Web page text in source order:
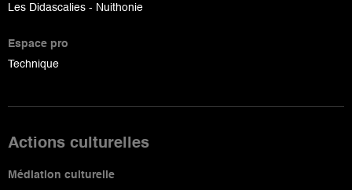
Les Didascalies - Nuithonie
Espace pro
Technique
Actions culturelles
Médiation culturelle